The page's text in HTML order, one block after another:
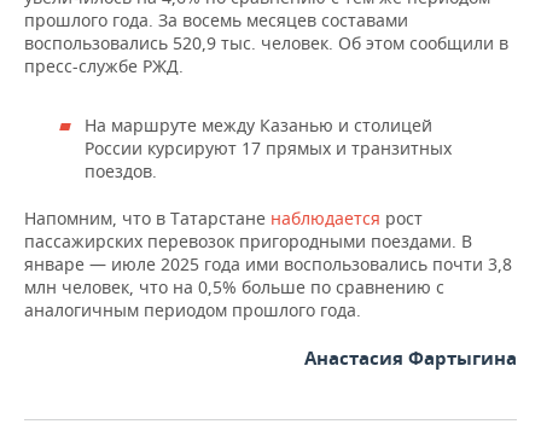
ВОЛЕЙБОЛ
ФИГУРНОЕ КАТАНИЕ
ХОККЕЙ С МЯЧОМ
ИСТОРИЯ
МЕДИЦИНА
ПРОИСШЕСТВИЯ
СПИСОК ПЕРСОН
ПОЛНАЯ ВЕРСИЯ
прошлого года. За восемь месяцев составами
воспользовались 520,9 тыс. человек. Об этом сообщили в
пресс-службе РЖД.
На маршруте между Казанью и столицей
России курсируют 17 прямых и транзитных
поездов.
Напомним, что в Татарстане наблюдается рост
пассажирских перевозок пригородными поездами. В
январе — июле 2025 года ими воспользовались почти 3,8
млн человек, что на 0,5% больше по сравнению с
аналогичным периодом прошлого года.
Анастасия Фартыгина